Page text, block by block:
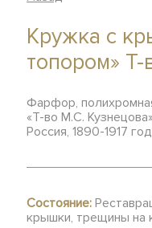
Кружка с
топором»
Фарфор,
«Т-во М.С.
Россия, 1890-1917
Состояние:
крышки, трещины на